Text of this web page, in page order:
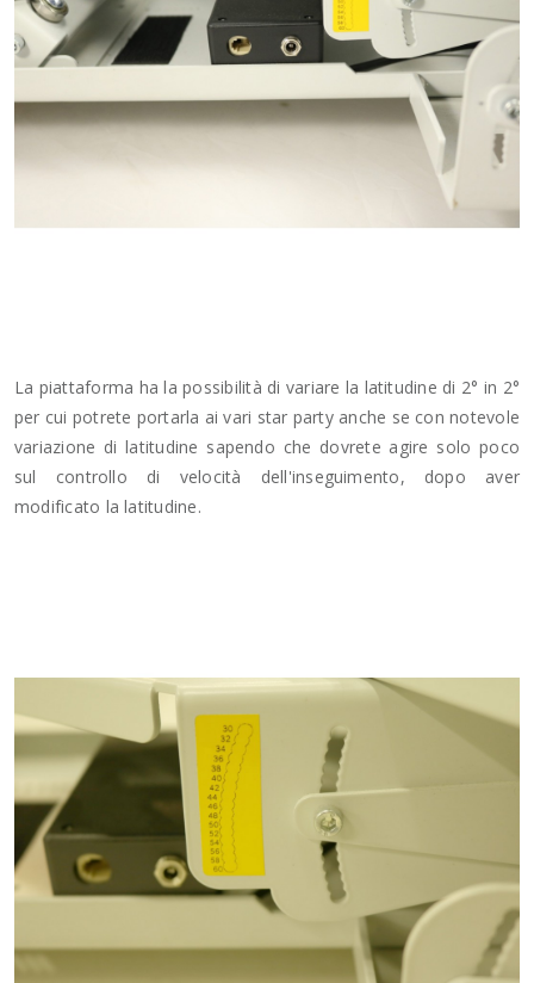
La piattaforma ha la possibilità di variare la latitudine di 2° in 2°
per cui potrete portarla ai vari star party anche se con notevole
variazione di latitudine sapendo che dovrete agire solo poco
sul controllo di velocità dell'inseguimento, dopo aver
modificato la latitudine.